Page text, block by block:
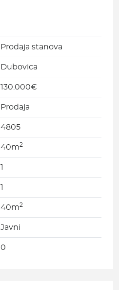
Prodaja stanova
Dubovica
130.000€
Prodaja
4805
40m2
1
1
40m2
Javni
0